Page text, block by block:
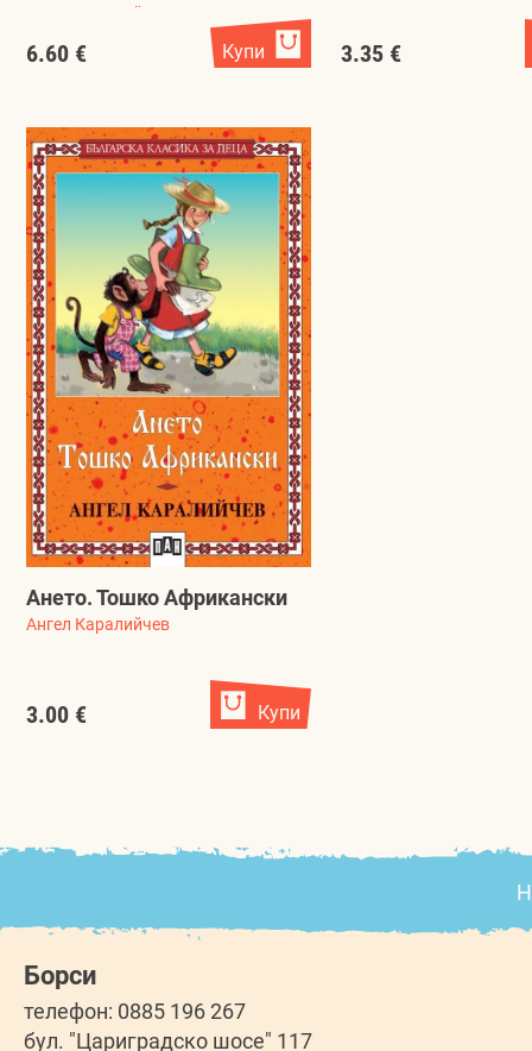
Ангел Каралийчев
6.60 € Купи 3.35 €
Ането. Тошко Африкански
Ангел Каралийчев
3.00 € Купи
Борси
телефон: 0885 196 267
бул. "Цариградско шосе" 117